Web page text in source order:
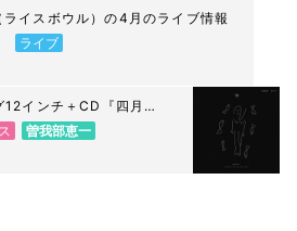
ライスボウル）の4月のライブ情報
ライブ
インチ＋CD『四月
受付開始しました。
曽我部恵一